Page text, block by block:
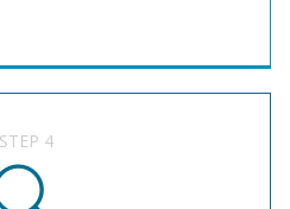
STEP 4